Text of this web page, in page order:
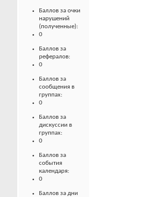
Баллов за очки
нарушений
(полученные):
0
Баллов за
рефералов:
0
Баллов за
сообщения в
группах:
0
Баллов за
дискуссии в
группах:
0
Баллов за
события
календаря:
0
Баллов за дни